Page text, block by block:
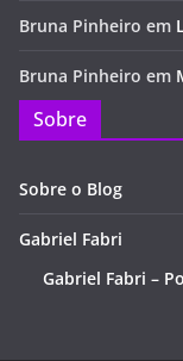
Bruna Pinheiro em
Bruna Pinheiro em
Sobre
Sobre o Blog
Gabriel Fabri
Gabriel Fabri –